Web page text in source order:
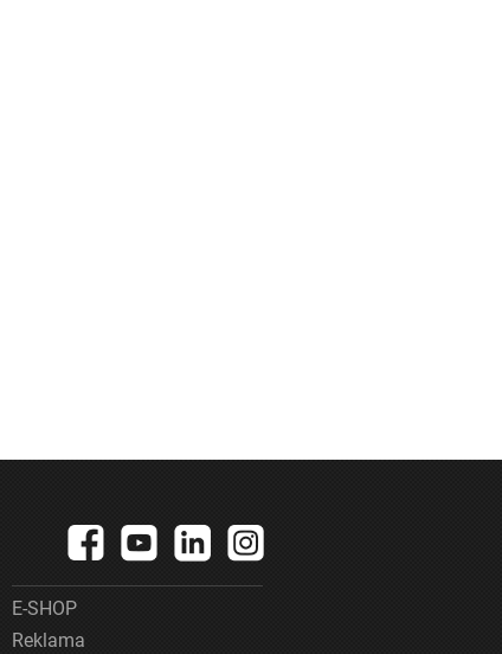
E-SHOP
Reklama